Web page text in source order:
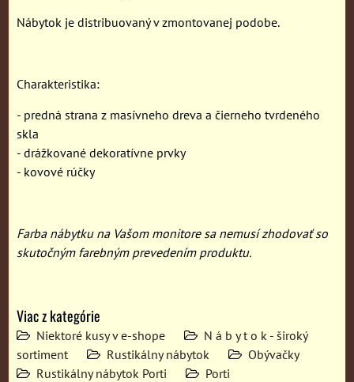
Nábytok je distribuovaný v zmontovanej podobe.
Charakteristika:
- predná strana z masívneho dreva a čierneho tvrdeného
skla
- drážkované dekoratívne prvky
- kovové rúčky
Farba nábytku na Vašom monitore sa nemusí zhodovať so
skutočným farebným prevedením produktu.
Viac z kategórie
Niektoré kusy v e-shope
N á b y t o k - široký
sortiment
Rustikálny nábytok
Obývačky
Rustikálny nábytok Porti
Porti